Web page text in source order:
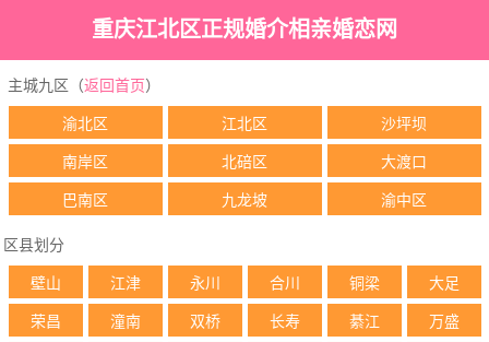
重庆江北区正规婚介相亲婚恋网
主城九区（返回首页 ）
渝北区 江北区 沙坪坝
南岸区 北碚区 大渡口
巴南区 九龙坡 渝中区
区县划分
壁山 江津 永川 合川 铜梁 大足
荣昌 潼南 双桥 长寿 綦江 万盛